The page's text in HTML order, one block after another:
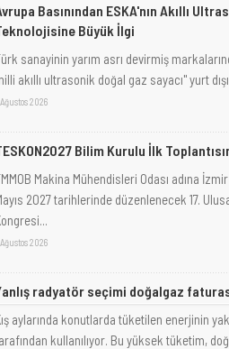
Basınından ESKA'nın Akıllı
Büyük İlgi
sanayinin yarım asrı devirmiş
akıllı ultrasonik doğal gaz sayacı" yurt
2026
Bilim Kurulu İlk
Makina Mühendisleri Odası adına
2027 tarihlerinde düzenlenecek 17.
2026
radyatör seçimi doğalgaz
aylarında konutlarda tüketilen enerjinin
kullanılıyor. Bu yüksek tüketim,